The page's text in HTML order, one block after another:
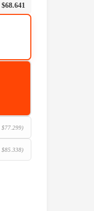
$68.641
$77.299)
$85.338)